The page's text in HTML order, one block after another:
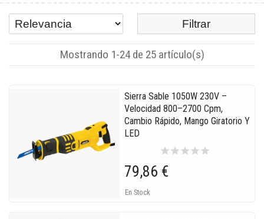
Filtrar
Mostrando 1-24 de 25 artículo(s)
Sierra Sable 1050W 230V –
Velocidad 800–2700 Cpm,
Cambio Rápido, Mango Giratorio Y
LED
starstarstarstarstar
79,86 €
En Stock